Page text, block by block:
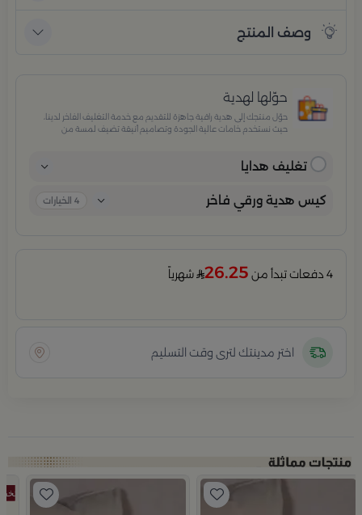
وصف المنتج
حوّلها لهدية
حوّل منتجك إلى هدية راقية جاهزة للتقديم مع خدمة التغليف الفاخر لدينا،
حيث نستخدم خامات عالية الجودة وتصاميم أنيقة تضيف لمسة من
تغليف هدايا
كيس هدية ورقي فاخر 4 الخيارات
4 دفعات تبدأ من 26.25 شهرياً
اختر مدينتك لترى وقت التسليم